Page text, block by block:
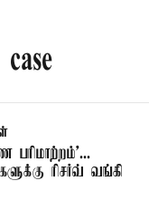
பரிமாற்றம்’...
ரிசர்வ் வங்கி